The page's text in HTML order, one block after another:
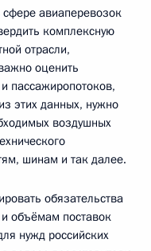
авиаперевозок
комплексную
отрасли,
оценить
пассажиропотоков,
этих данных, нужно
воздушных
шинам и так далее.
обязательства
объёмам поставок
нужд российских